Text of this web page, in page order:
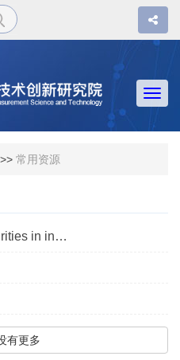
>> 常用资源
Lectures on "Quantum Impurities in interacting environments: Dynamics and thermodynamics"
有更多